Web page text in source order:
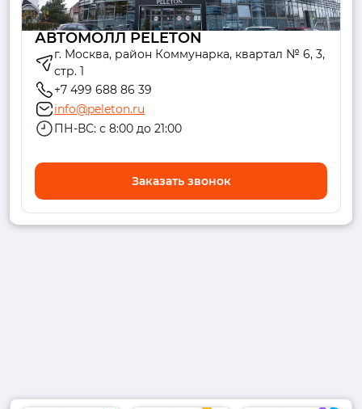
АВТОМОЛЛ PELETON
г. Москва, район Коммунарка, квартал № 6, 3,
стр. 1
+7 499 688 86 39
info@peleton.ru
ПН-ВС: с 8:00 до 21:00
Заказать звонок